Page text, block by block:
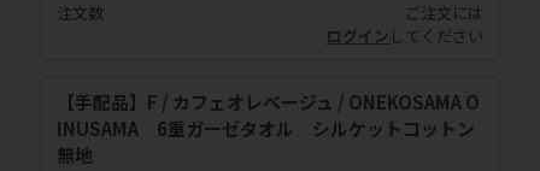
注文数
ご注文には
ログイン してください
【手配品】F / カフェオレベージュ / ONEKOSAMA O
INUSAMA 6重ガーゼタオル シルケットコットン
無地